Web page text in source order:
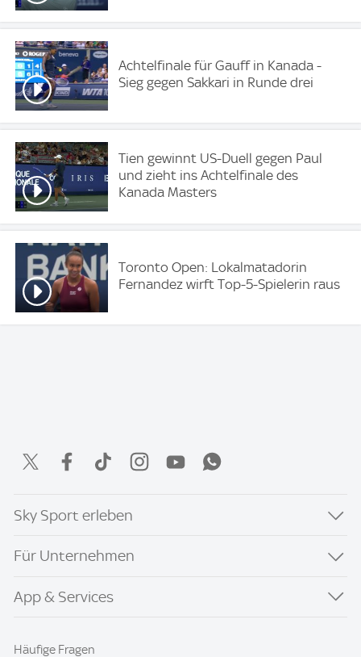
Achtelfinale für Gauff in Kanada -
Sieg gegen Sakkari in Runde drei
Tien gewinnt US-Duell gegen Paul
und zieht ins Achtelfinale des
Kanada Masters
Toronto Open: Lokalmatadorin
Fernandez wirft Top-5-Spielerin raus
Sky Sport erleben
Für Unternehmen
App & Services
Häufige Fragen